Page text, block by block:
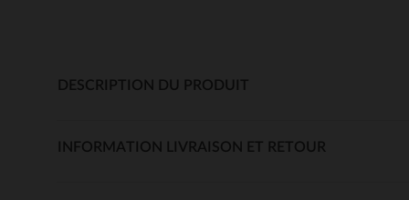
DESCRIPTION DU PRODUIT
INFORMATION LIVRAISON ET RETOUR